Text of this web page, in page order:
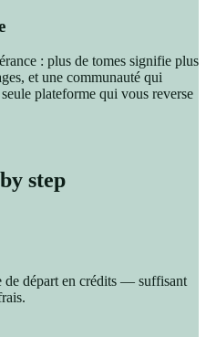
: plus de tomes signifie plus
et une communauté qui
plateforme qui vous reverse
step
de départ en crédits — suffisant